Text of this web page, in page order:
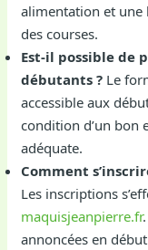
alimentation et
des courses.
Est-il possible de
débutants ? Le
accessible aux
condition d’un bon
adéquate.
Comment
Les inscriptions
maquisjeanpierre.fr
annoncées en début